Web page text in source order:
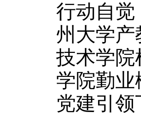
行动自觉
州大学
技术学院
学院勤
党建引